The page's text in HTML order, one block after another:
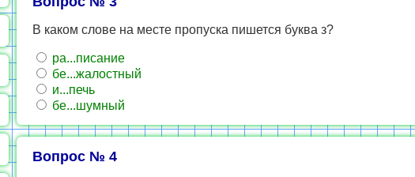
В каком слове на месте пропуска пишется буква з?
ра...писание
бе...жалостный
и...печь
бе...шумный
Вопрос № 4